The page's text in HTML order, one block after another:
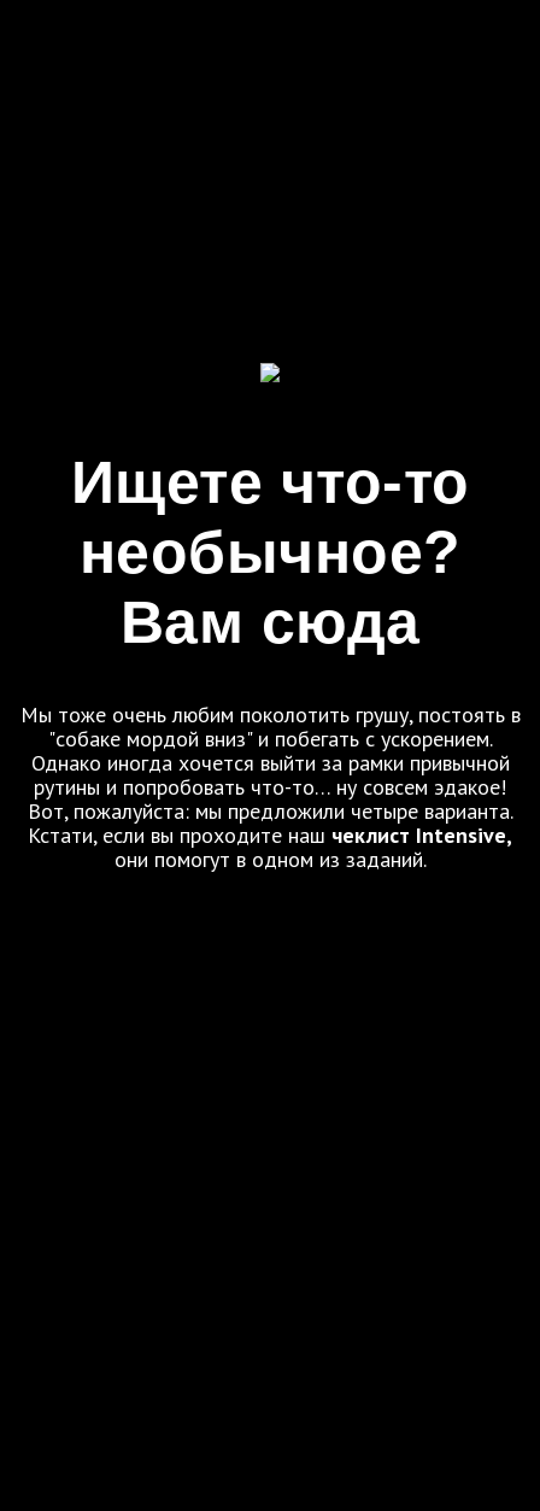
Ищете что-то
необычное?
Вам сюда
Мы тоже очень любим поколотить грушу, постоять в
"собаке мордой вниз" и побегать с ускорением.
Однако иногда хочется выйти за рамки привычной
рутины и попробовать что-то… ну совсем эдакое!
Вот, пожалуйста: мы предложили четыре варианта.
Кстати, если вы проходите наш чеклист Intensive,
они помогут в одном из заданий.